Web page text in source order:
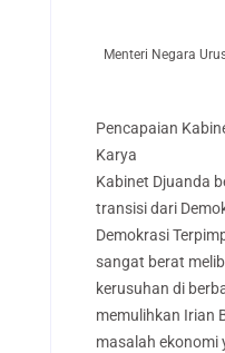
Menteri Negara
Pencapaian
Karya
Kabinet Djuanda
transisi dari
Demokrasi
sangat berat
kerusuhan di
memulihkan Irian
masalah ekonomi